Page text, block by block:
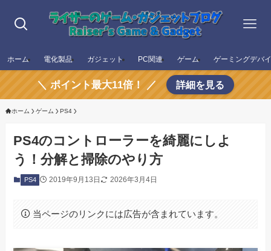
ホーム 電化製品 ガジェット PC関連 ゲーム ゲーミングデバ
＼ ポイント最大11倍！ ／ 詳細を見る
ホーム ゲーム PS4
PS4のコントローラーを綺麗にしよ
う！分解と掃除のやり方
PS4 2019年9月13日 2026年3月4日
当ページのリンクには広告が含まれています。